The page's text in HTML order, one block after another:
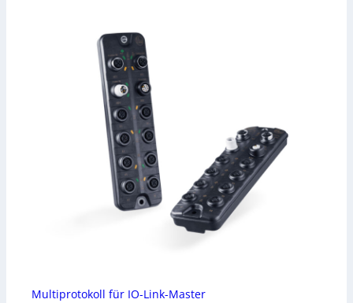
Multiprotokoll für IO-Link-Master